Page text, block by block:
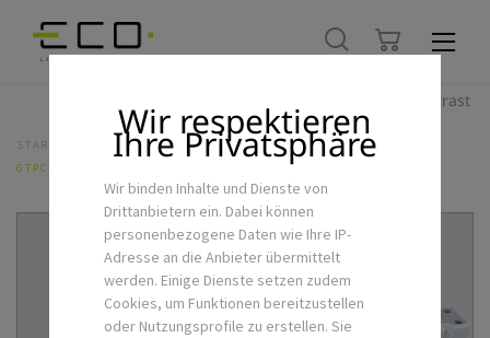
Hoher Kontrast
STARTSEITE LED-FLEXSTRIPS & ZUBEHÖR
NETZTEILE
GTPC-100-24-S
Wir respektieren
Ihre Privatsphäre
Wir binden Inhalte und Dienste von
Drittanbietern ein. Dabei können
personenbezogene Daten wie Ihre IP-
Adresse an die Anbieter übermittelt
werden. Einige Dienste setzen zudem
Cookies, um Funktionen bereitzustellen
oder Nutzungsprofile zu erstellen. Sie